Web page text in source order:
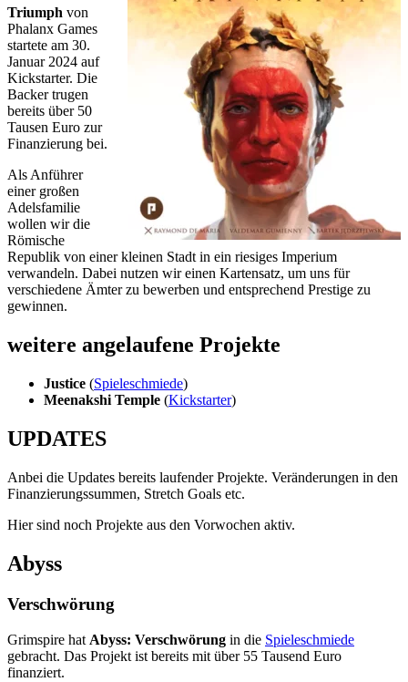
Triumph von
Phalanx Games
startete am 30.
Januar 2024 auf
Kickstarter. Die
Backer trugen
bereits über 50
Tausen Euro zur
Finanzierung bei.
Als Anführer
einer großen
Adelsfamilie
wollen wir die
Römische
Republik von einer kleinen Stadt in ein riesiges Imperium
verwandeln. Dabei nutzen wir einen Kartensatz, um uns für
verschiedene Ämter zu bewerben und entsprechend Prestige zu
gewinnen.
weitere angelaufene Projekte
Justice (Spieleschmiede)
Meenakshi Temple (Kickstarter)
UPDATES
Anbei die Updates bereits laufender Projekte. Veränderungen in den
Finanzierungssummen, Stretch Goals etc.
Hier sind noch Projekte aus den Vorwochen aktiv.
Abyss
Verschwörung
Grimspire hat Abyss: Verschwörung in die Spieleschmiede
gebracht. Das Projekt ist bereits mit über 55 Tausend Euro
finanziert.